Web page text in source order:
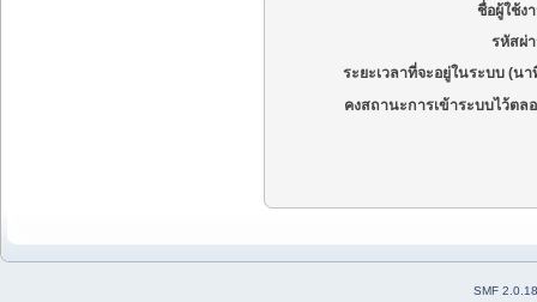
ชื่อผู้ใช้ง
รหัสผ่
ระยะเวลาที่จะอยู่ในระบบ (นา
คงสถานะการเข้าระบบไว้ตล
SMF 2.0.18